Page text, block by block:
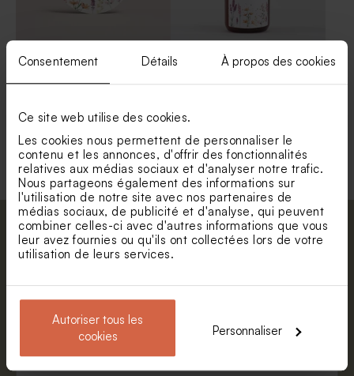
Consentement Détails À propos des cookies
Ce site web utilise des cookies.
Les cookies nous permettent de personnaliser le
contenu et les annonces, d'offrir des fonctionnalités
relatives aux médias sociaux et d'analyser notre trafic.
Nous partageons également des informations sur
l'utilisation de notre site avec nos partenaires de
médias sociaux, de publicité et d'analyse, qui peuvent
combiner celles-ci avec d'autres informations que vous
leur avez fournies ou qu'ils ont collectées lors de votre
utilisation de leurs services.
Autoriser tous les
cookies
Personnaliser
Sticker autocollant mariage Sticker pompe à savon
Voir toute la collection Sticker prénom
Abonnez-vous à la newsletter et restez
informé. Petite surprise : bénéficiez de 5%